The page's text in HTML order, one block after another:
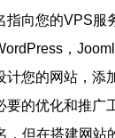
向您的VPS服
，
您的网站，添
的优化和推广
，但在搭建网站